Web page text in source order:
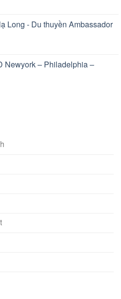
Long - Du thuyền Ambassador
Newyork – Philadelphia –